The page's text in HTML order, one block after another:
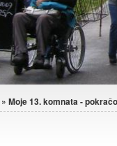
» Moje 13. komnata -